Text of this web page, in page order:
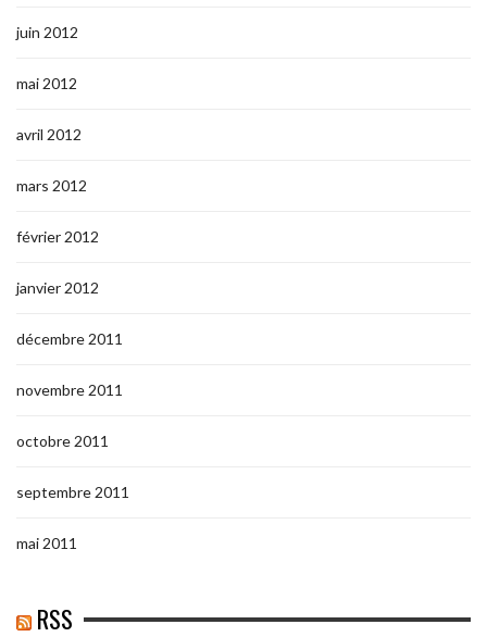
juin 2012
mai 2012
avril 2012
mars 2012
février 2012
janvier 2012
décembre 2011
novembre 2011
octobre 2011
septembre 2011
mai 2011
RSS